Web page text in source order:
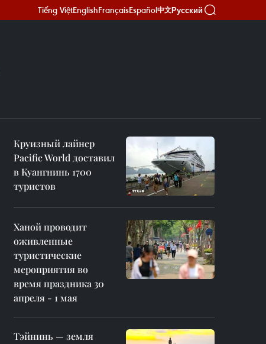
Tiếng ViệtEnglishFrançaisEspañol中文Русский
Круизный лайнер
Pacific World доставил
в Куангнинь 1700
туристов
Ханой проводит
оживленные
туристические
мероприятия во
время праздника 30
апреля - 1 мая
Тэйнинь — земля